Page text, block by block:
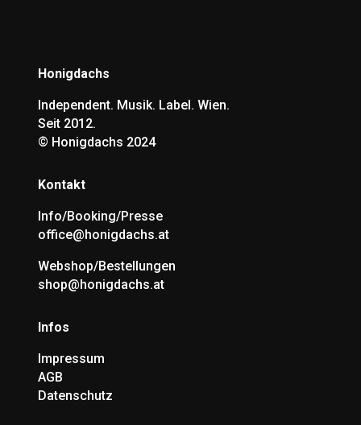
Honigdachs
Independent. Musik. Label. Wien.
Seit 2012.
© Honigdachs 2024
Kontakt
Info/Booking/Presse
office@honigdachs.at
Webshop/Bestellungen
shop@honigdachs.at
Infos
Impressum
AGB
Datenschutz